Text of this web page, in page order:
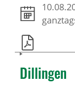
Dillingen